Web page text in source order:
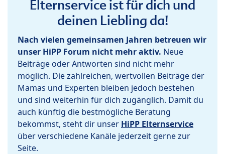
Elternservice ist für dich und
deinen Liebling da!
Nach vielen gemeinsamen Jahren betreuen wir
unser HiPP Forum nicht mehr aktiv. Neue
Beiträge oder Antworten sind nicht mehr
möglich. Die zahlreichen, wertvollen Beiträge der
Mamas und Experten bleiben jedoch bestehen
und sind weiterhin für dich zugänglich. Damit du
auch künftig die bestmögliche Beratung
bekommst, steht dir unser HiPP Elternservice
über verschiedene Kanäle jederzeit gerne zur
Seite.